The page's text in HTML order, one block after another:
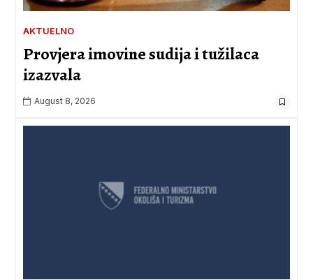
AKTUELNO
Provjera imovine sudija i tužilaca
izazvala
August 8, 2026